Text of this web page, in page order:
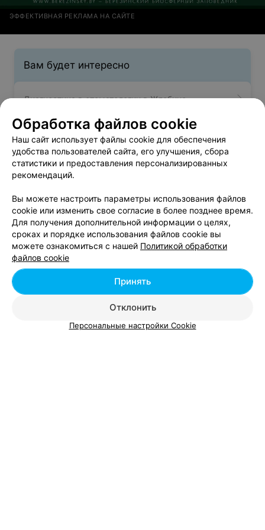
ЭФФЕКТИВНАЯ РЕКЛАМА НА САЙТЕ
Вам будет интересно
Диагностика в стоматологии в Жлобине
Протезирование в Жлобине
Стоматологии в Жлобине
Добавить компанию
Добавить специалиста
Обработка файлов cookie
Наш сайт использует файлы cookie для обеспечения
удобства пользователей сайта, его улучшения, сбора
статистики и предоставления персонализированных
рекомендаций.
Вы можете настроить параметры использования файлов
cookie или изменить свое согласие в более позднее время.
Для получения дополнительной информации о целях,
сроках и порядке использования файлов cookie вы
можете ознакомиться с нашей Политикой обработки
файлов cookie
Отклонить
Принять
Персональные настройки Cookie